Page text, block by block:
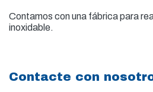
Contamos con una fábrica para
inoxidable.
Contacte con